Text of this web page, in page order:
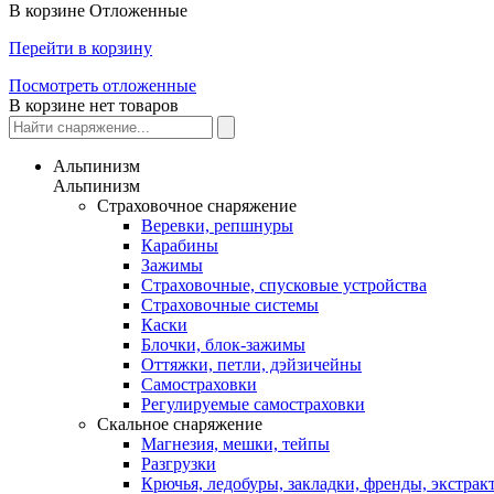
В корзине Отложенные
Перейти в корзину
Посмотреть отложенные
В корзине нет товаров
Альпинизм
Альпинизм
Страховочное снаряжение
Веревки, репшнуры
Карабины
Зажимы
Страховочные, спусковые устройства
Страховочные системы
Каски
Блочки, блок-зажимы
Оттяжки, петли, дэйзичейны
Самостраховки
Регулируемые самостраховки
Скальное снаряжение
Магнезия, мешки, тейпы
Разгрузки
Крючья, ледобуры, закладки, френды,